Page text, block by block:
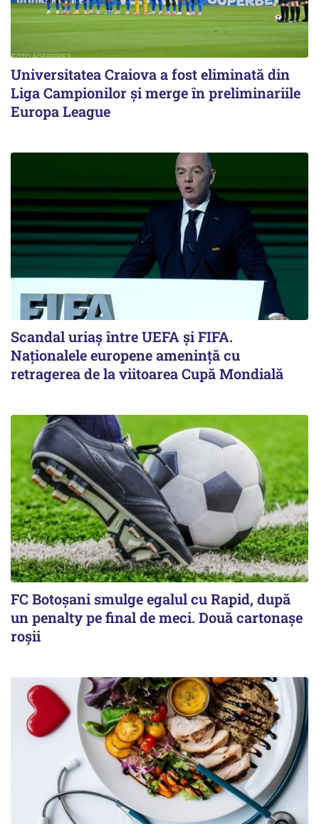
Universitatea Craiova a fost eliminată din
Liga Campionilor şi merge în preliminariile
Europa League
Scandal uriaş între UEFA şi FIFA.
Naţionalele europene ameninţă cu
retragerea de la viitoarea Cupă Mondială
FC Botoşani smulge egalul cu Rapid, după
un penalty pe final de meci. Două cartonaşe
roşii